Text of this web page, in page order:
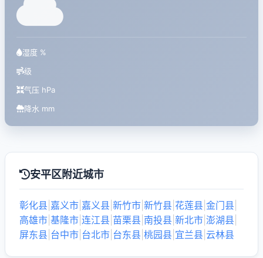
湿度 %
级
气压 hPa
降水 mm
安平区附近城市
彰化县 嘉义市 嘉义县 新竹市 新竹县 花莲县 金门县
高雄市 基隆市 连江县 苗栗县 南投县 新北市 澎湖县
屏东县 台中市 台北市 台东县 桃园县 宜兰县 云林县